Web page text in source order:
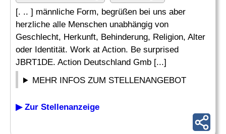
[. .. ] männliche Form, begrüßen bei uns aber
herzliche alle Menschen unabhängig von
Geschlecht, Herkunft, Behinderung, Religion, Alter
oder Identität. Work at Action. Be surprised
JBRT1DE. Action Deutschland Gmb [...]
MEHR INFOS ZUM STELLENANGEBOT
▶ Zur Stellenanzeige